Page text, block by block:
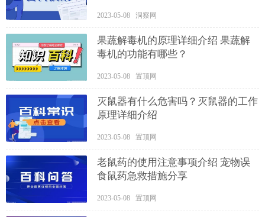
2023-05-08 洞察网
果蔬解毒机的原理详细介绍 果蔬解
毒机的功能有哪些？
2023-05-08 置顶网
灭鼠器有什么危害吗？灭鼠器的工作
原理详细介绍
2023-05-08 置顶网
老鼠药的使用注意事项介绍 宠物误
食鼠药急救措施分享
2023-05-08 置顶网